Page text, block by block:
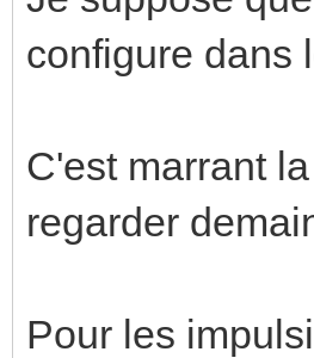
configure dans
C'est marrant
regarder
Pour les